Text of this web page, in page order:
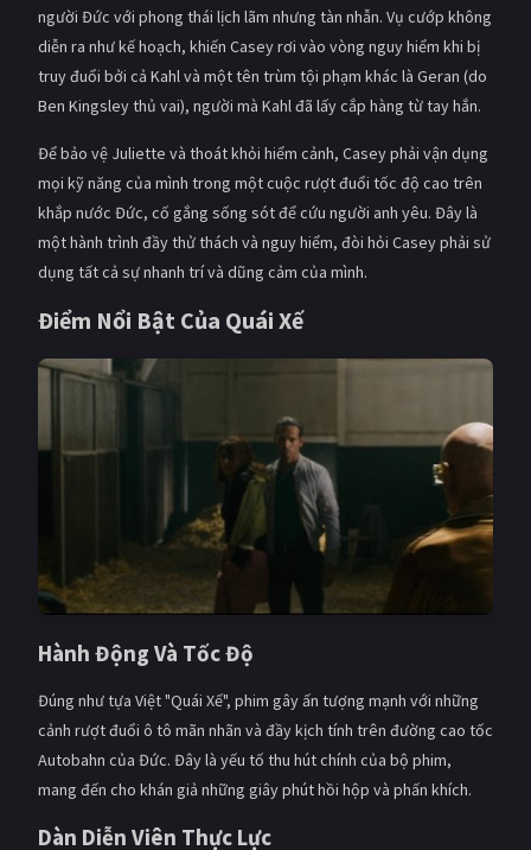
PHIM MỚI
PHIM LẺ
PHIM CHIẾU RẠP
TUYỂN TẬP PHIM
BLOG
người Đức với phong thái lịch lãm nhưng tàn nhẫn. Vụ cướp không
diễn ra như kế hoạch, khiến Casey rơi vào vòng nguy hiểm khi bị
truy đuổi bởi cả Kahl và một tên trùm tội phạm khác là Geran (do
Ben Kingsley thủ vai), người mà Kahl đã lấy cắp hàng từ tay hắn.
Để bảo vệ Juliette và thoát khỏi hiểm cảnh, Casey phải vận dụng
mọi kỹ năng của mình trong một cuộc rượt đuổi tốc độ cao trên
khắp nước Đức, cố gắng sống sót để cứu người anh yêu. Đây là
một hành trình đầy thử thách và nguy hiểm, đòi hỏi Casey phải sử
dụng tất cả sự nhanh trí và dũng cảm của mình.
Điểm Nổi Bật Của Quái Xế
Hành Động Và Tốc Độ
Đúng như tựa Việt "Quái Xế", phim gây ấn tượng mạnh với những
cảnh rượt đuổi ô tô mãn nhãn và đầy kịch tính trên đường cao tốc
Autobahn của Đức. Đây là yếu tố thu hút chính của bộ phim,
mang đến cho khán giả những giây phút hồi hộp và phấn khích.
Dàn Diễn Viên Thực Lực